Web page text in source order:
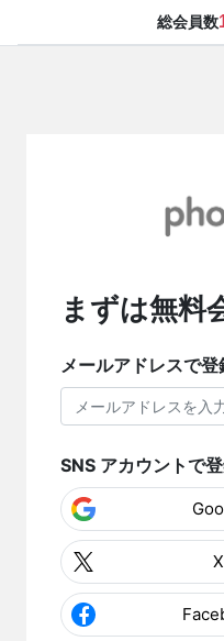
総会員数
まずは無料
メールアドレスで登
SNS アカウントで